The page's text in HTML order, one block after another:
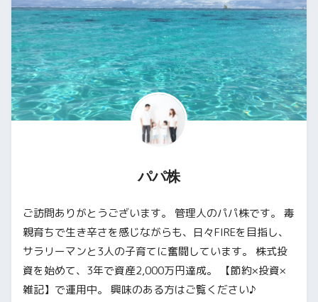
パパ株
ご訪問ありがとうございます。 管理人のパパ株です。 毒
親育ちで生き辛さを感じながらも、日々FIREを目指し、
サラリーマンと3人の子育てに奮闘しています。 株式投
資を始めて、3年で資産2,000万円達成。 【節約×投資×
雑記】で運用中。 興味のある方はご覧ください♪